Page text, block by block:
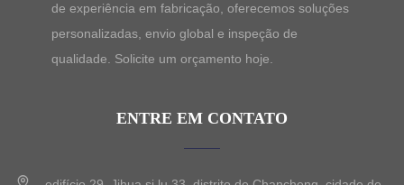
de experiência em fabricação, oferecemos soluções
personalizadas, envio global e inspeção de
qualidade. Solicite um orçamento hoje.
ENTRE EM CONTATO